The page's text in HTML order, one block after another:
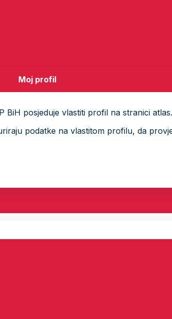
Moj profil
BiH posjeduje vlastiti profil na stranici
podatke na vlastitom profilu, da